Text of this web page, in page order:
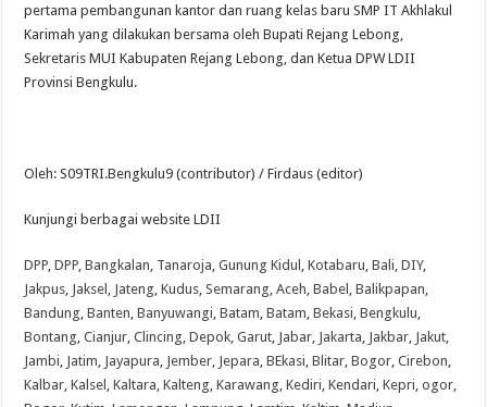
pertama pembangunan kantor dan ruang kelas baru SMP IT Akhlakul
Karimah yang dilakukan bersama oleh Bupati Rejang Lebong,
Sekretaris MUI Kabupaten Rejang Lebong, dan Ketua DPW LDII
Provinsi Bengkulu.
Oleh: S09TRI.Bengkulu9 (contributor) / Firdaus (editor)
Kunjungi berbagai website LDII
DPP ,DPP ,Bangkalan Tanaroja ,Gunung Kidul ,Kotabaru ,Bali ,DIY,
Jakpus Jaksel Jateng ,Kudus ,Semarang ,Aceh ,Babel ,Balikpapan
Bandung ,Banten ,Banyuwangi ,Batam ,Batam ,Bekasi ,Bengkulu
Bontang ,Cianjur ,Clincing ,Depok ,Garut Jabar Jakarta Jakbar Jakut
Jambi Jatim Jayapura Jember Jepara ,BEkasi ,Blitar ,Bogor ,Cirebon
Kalbar ,Kalsel ,Kaltara ,Kalteng ,Karawang ,Kediri ,Kendari ,Kepri ,ogor